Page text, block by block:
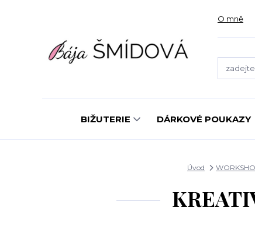
O mně
BIŽUTERIE DÁRKOVÉ POUKAZY
Úvod